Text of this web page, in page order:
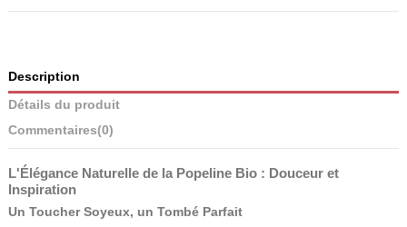
Description
Détails du produit
Commentaires(0)
L'Élégance Naturelle de la Popeline Bio : Douceur et
Inspiration
Un Toucher Soyeux, un Tombé Parfait